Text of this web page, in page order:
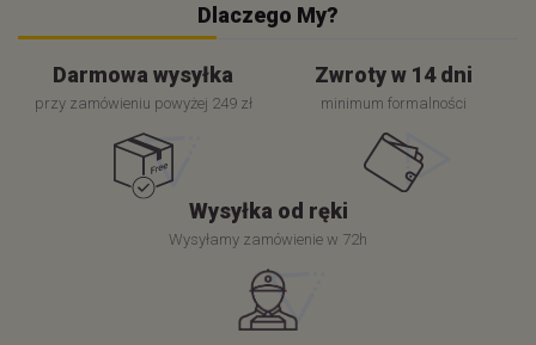
Dlaczego My?
Darmowa wysyłka
przy zamówieniu powyżej 249 zł
Zwroty w 14 dni
minimum formalności
Wysyłka od ręki
Wysyłamy zamówienie w 72h